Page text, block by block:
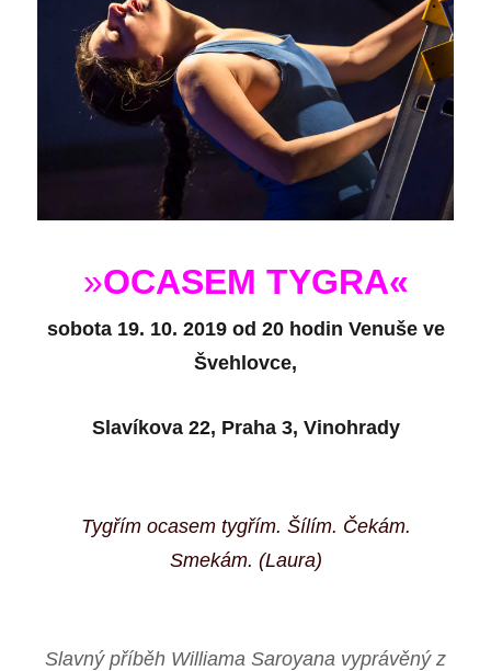
»OCASEM TYGRA«
sobota 19. 10. 2019 od 20 hodin Venuše ve
Švehlovce,
Slavíkova 22, Praha 3, Vinohrady
Tygřím ocasem tygřím. Šílím. Čekám.
Smekám. (Laura)
Slavný příběh Williama Saroyana vyprávěný z